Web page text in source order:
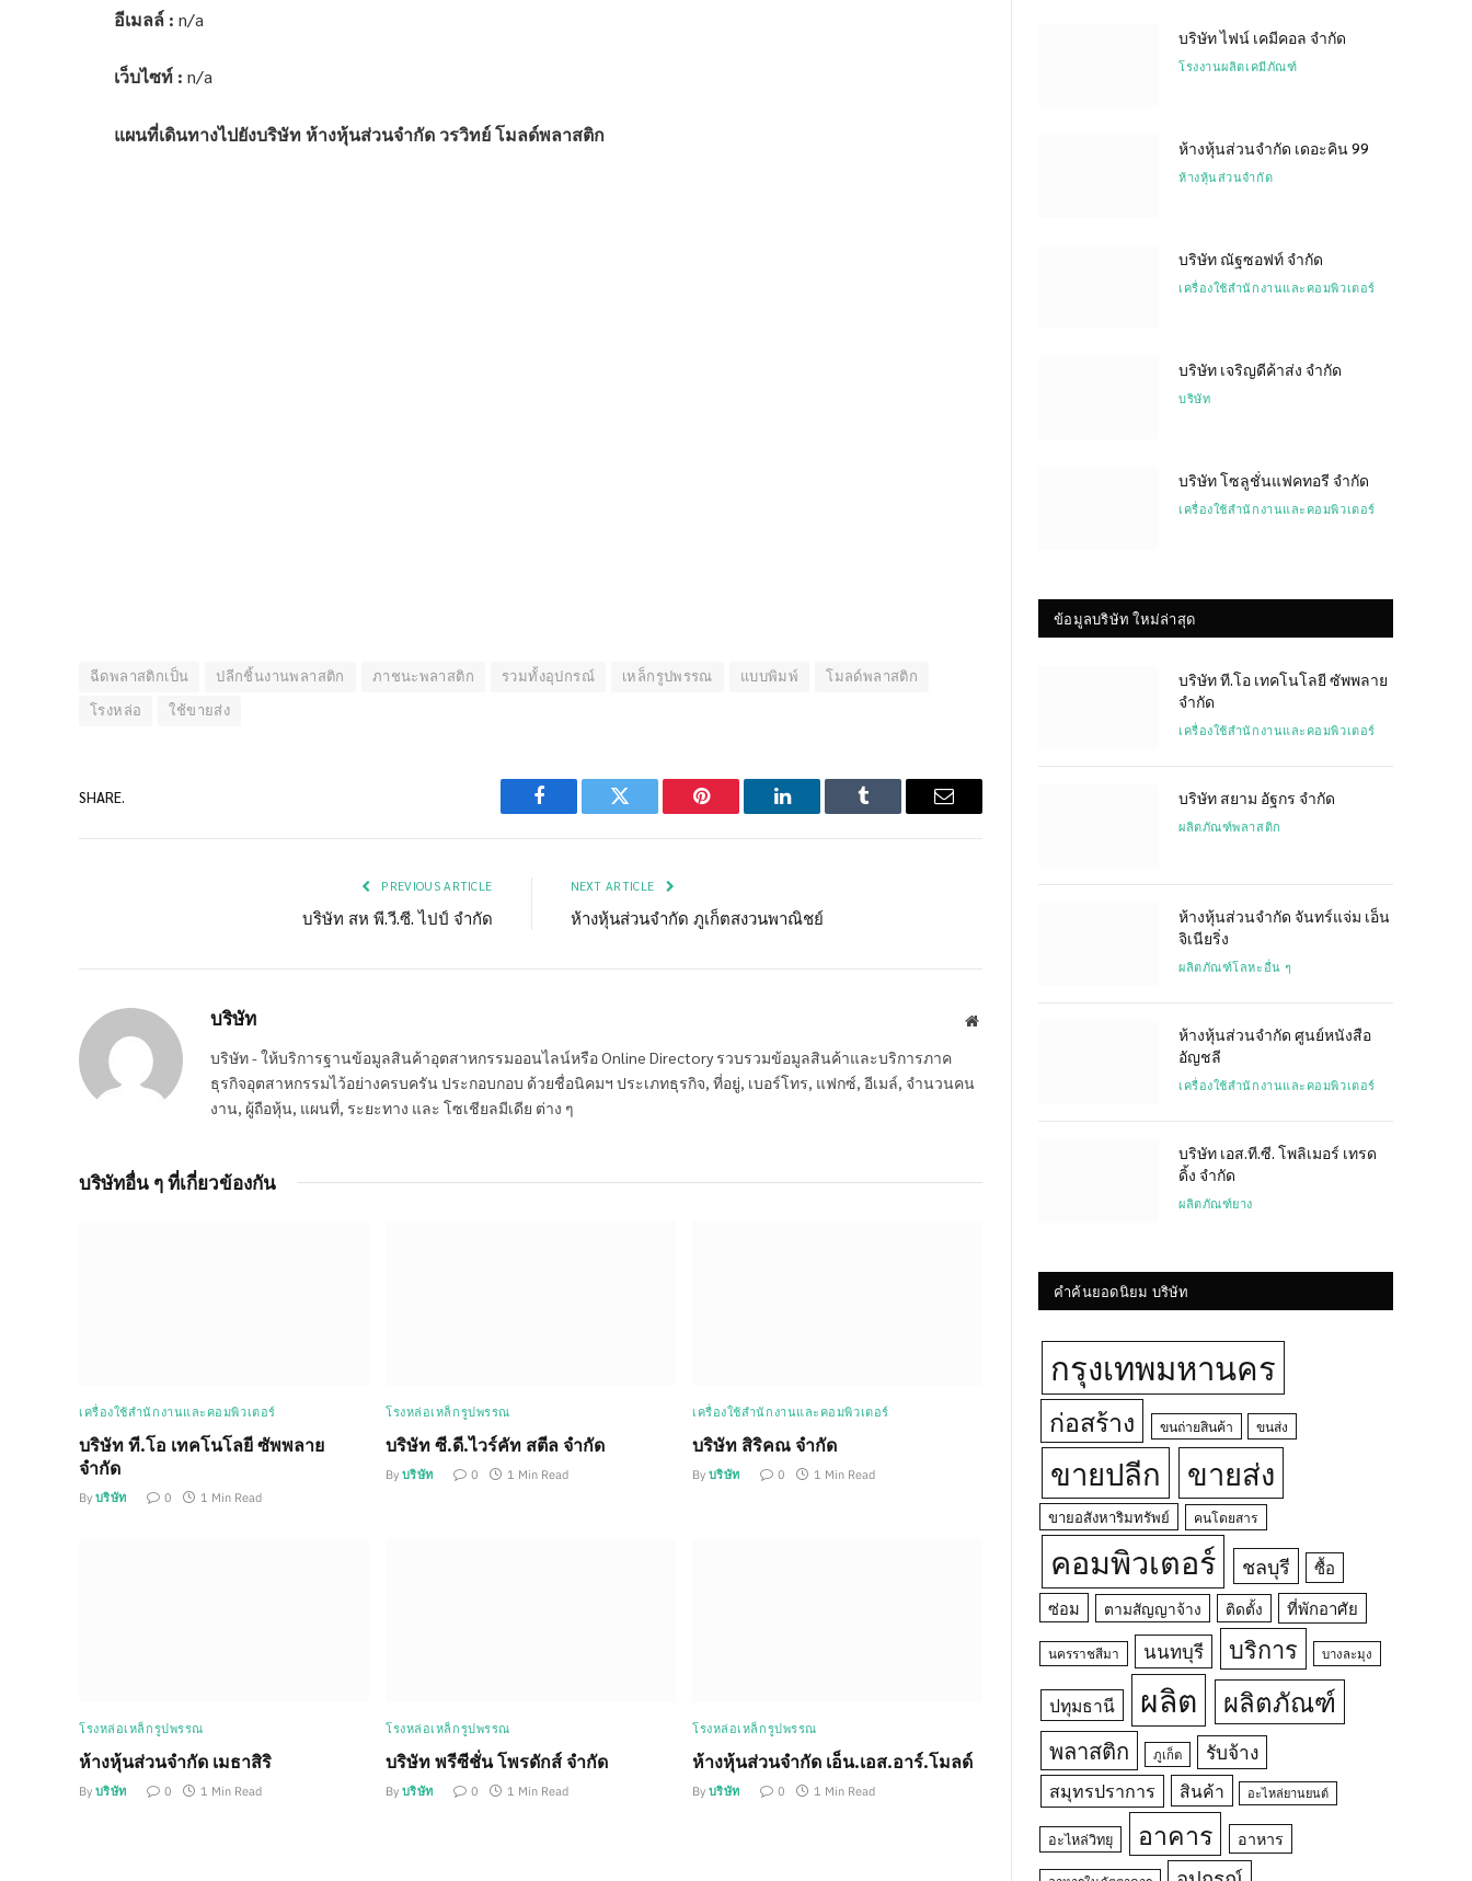
อีเมลล์ : n/a
เว็บไซท์ : n/a
แผนที่เดินทางไปยังบริษัท ห้างหุ้นส่วนจำกัด วรวิทย์ โมลด์พลาสติก
ฉีดพลาสติกเป็น ปลีกชิ้นงานพลาสติก ภาชนะพลาสติก รวมทั้งอุปกรณ์ เหล็กรูปพรรณ แบบพิมพ์
โมลด์พลาสติก
โรงหล่อ
ใช้ขายส่ง
SHARE.
Facebook Twitter Pinterest LinkedIn Tumblr Email
PREVIOUS ARTICLE
บริษัท สห พี.วี.ซี. ไปป์ จำกัด
NEXT ARTICLE
ห้างหุ้นส่วนจำกัด ภูเก็ตสงวนพาณิชย์
บริษัท Website
บริษัท - ให้บริการฐานข้อมูลสินค้าอุตสาหกรรมออนไลน์หรือ Online Directory รวบรวมข้อมูลสินค้าและบริการภาค
ธุรกิจอุตสาหกรรมไว้อย่างครบครัน ประกอบกอบ ด้วยชื่อนิคมฯ ประเภทธุรกิจ, ที่อยู่, เบอร์โทร, แฟกซ์, อีเมล์, จำนวนคน
งาน, ผู้ถือหุ้น, แผนที่, ระยะทาง และ โซเชียลมีเดีย ต่าง ๆ
บริษัทอื่น ๆ ที่เกี่ยวข้องกัน
เครื่องใช้สำนักงานและคอมพิวเตอร์
บริษัท ที.โอ เทคโนโลยี ซัพพลาย
จำกัด
By บริษัท 0 1 Min Read
โรงหล่อเหล็กรูปพรรณ
บริษัท ซี.ดี.ไวร์คัท สตีล จำกัด
By บริษัท 0 1 Min Read
เครื่องใช้สำนักงานและคอมพิวเตอร์
บริษัท สิริคณ จำกัด
By บริษัท 0 1 Min Read
โรงหล่อเหล็กรูปพรรณ
ห้างหุ้นส่วนจำกัด เมธาสิริ
By บริษัท 0 1 Min Read
โรงหล่อเหล็กรูปพรรณ
บริษัท พรีซีชั่น โพรดักส์ จำกัด
By บริษัท 0 1 Min Read
โรงหล่อเหล็กรูปพรรณ
ห้างหุ้นส่วนจำกัด เอ็น.เอส.อาร์.โมลด์
By บริษัท 0 1 Min Read
บริษัท ไฟน์ เคมีคอล จำกัด
โรงงานผลิตเคมีภัณฑ์
ห้างหุ้นส่วนจำกัด เดอะคิน 99
ห้างหุ้นส่วนจำกัด
บริษัท ณัฐซอฟท์ จำกัด
เครื่องใช้สำนักงานและคอมพิวเตอร์
บริษัท เจริญดีค้าส่ง จำกัด
บริษัท
บริษัท โซลูชั่นแฟคทอรี จำกัด
เครื่องใช้สำนักงานและคอมพิวเตอร์
ข้อมูลบริษัท ใหม่ล่าสุด
บริษัท ที.โอ เทคโนโลยี ซัพพลาย
จำกัด
เครื่องใช้สำนักงานและคอมพิวเตอร์
บริษัท สยาม อัฐกร จำกัด
ผลิตภัณฑ์พลาสติก
ห้างหุ้นส่วนจำกัด จันทร์แจ่ม เอ็น
จิเนียริ่ง
ผลิตภัณฑ์โลหะอื่น ๆ
ห้างหุ้นส่วนจำกัด ศูนย์หนังสือ
อัญชลี
เครื่องใช้สำนักงานและคอมพิวเตอร์
บริษัท เอส.ที.ซี. โพลิเมอร์ เทรด
ดิ้ง จำกัด
ผลิตภัณฑ์ยาง
คำค้นยอดนิยม บริษัท
กรุงเทพมหานคร
ก่อสร้าง ขนถ่ายสินค้า ขนส่ง
ขายปลีก ขายส่ง
ขายอสังหาริมทรัพย์ คนโดยสาร
คอมพิวเตอร์ ชลบุรี
ซื้อ
ซ่อม
ตามสัญญาจ้าง ติดตั้ง ที่พักอาศัย
นครราชสีมา นนทบุรี บริการ บางละมุง
ปทุมธานี ผลิต ผลิตภัณฑ์
พลาสติก ภูเก็ต รับจ้าง
สมุทรปราการ สินค้า อะไหล่ยานยนต์
อะไหล่วิทยุ อาคาร อาหาร